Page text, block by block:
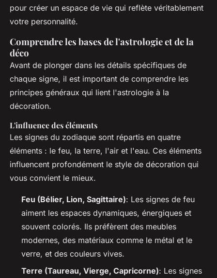
pour créer un espace de vie qui reflète véritablement
votre personnalité.
Comprendre les bases de l'astrologie et de la
déco
Avant de plonger dans les détails spécifiques de
chaque signe, il est important de comprendre les
principes généraux qui lient l'astrologie à la
décoration.
L'influence des éléments
Les signes du zodiaque sont répartis en quatre
éléments : le feu, la terre, l'air et l'eau. Ces éléments
influencent profondément le style de décoration qui
vous convient le mieux.
Feu (Bélier, Lion, Sagittaire): Les signes de feu
aiment les espaces dynamiques, énergiques et
souvent colorés. Ils préfèrent des meubles
modernes, des matériaux comme le métal et le
verre, et des couleurs vives.
Terre (Taureau, Vierge, Capricorne): Les signes